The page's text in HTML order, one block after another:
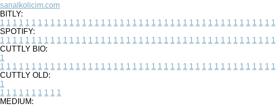
sanalkolicim.com
BITLY:
1 1 1 1 1 1 1 1 1 1 1 1 1 1 1 1 1 1 1 1 1 1 1 1 1 1 1 1 1 1 1 1 1 1 1 1 1 1 1 1 1 1 1 1
SPOTIFY:
1 1 1 1 1 1 1 1 1 1 1 1 1 1 1 1 1 1 1 1 1 1 1 1 1 1 1 1 1 1 1 1 1 1 1 1 1 1 1 1 1 1 1 1
CUTTLY BIO:
1
1 1 1 1 1 1 1 1 1 1 1 1 1 1 1 1 1 1 1 1 1 1 1 1 1 1 1 1 1 1 1 1 1 1 1 1 1 1 1 1 1 1 1 1
CUTTLY OLD:
1
1 1 1 1 1 1 1 1 1 1
MEDIUM: